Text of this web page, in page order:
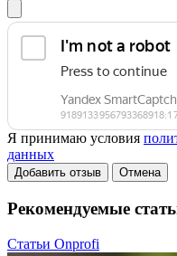
Я принимаю условия
данных
Добавить отзыв Отмена
Рекомендуемые
Статьи Onprofi